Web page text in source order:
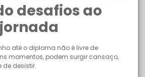
desafios ao
até o diploma não é livre de
momentos, podem surgir cansaço,
desistir.